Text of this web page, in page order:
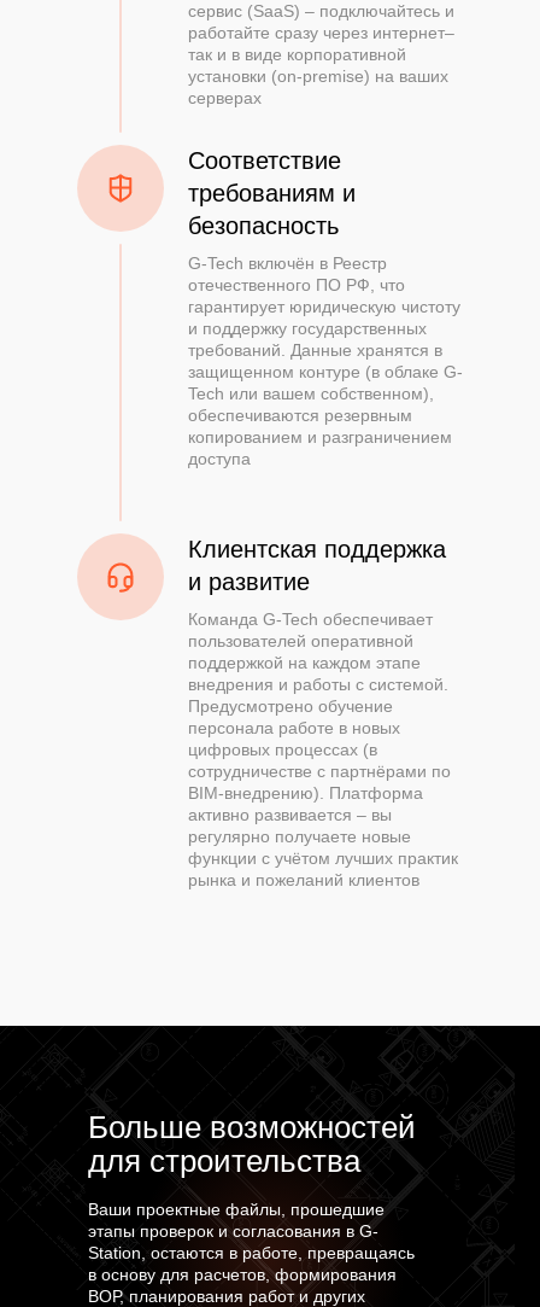
G-Tech включён в Реестр
отечественного ПО РФ, что
гарантирует юридическую чистоту
и поддержку государственных
требований. Данные хранятся в
защищенном контуре (в облаке G-
Tech или вашем собственном),
обеспечиваются резервным
копированием и разграничением
доступа
Соответствие
требованиям и
безопасность
сервис (SaaS) – подключайтесь и
работайте сразу через интернет–
так и в виде корпоративной
установки (on-premise) на ваших
серверах
Команда G-Tech обеспечивает
пользователей оперативной
поддержкой на каждом этапе
внедрения и работы с системой.
Предусмотрено обучение
персонала работе в новых
цифровых процессах (в
сотрудничестве с партнёрами по
BIM-внедрению). Платформа
активно развивается – вы
регулярно получаете новые
функции с учётом лучших практик
рынка и пожеланий клиентов
Клиентская поддержка
и развитие
Ваши проектные файлы, прошедшие
этапы проверок и согласования в G-
Station, остаются в работе, превращаясь
в основу для расчетов, формирования
ВОР, планирования работ и других
Больше возможностей
для строительства